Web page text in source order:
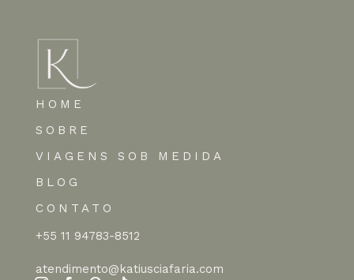
HOME
SOBRE
VIAGENS SOB MEDIDA
BLOG
CONTATO
+55 11 94783-8512
atendimento@katiusciafaria.com